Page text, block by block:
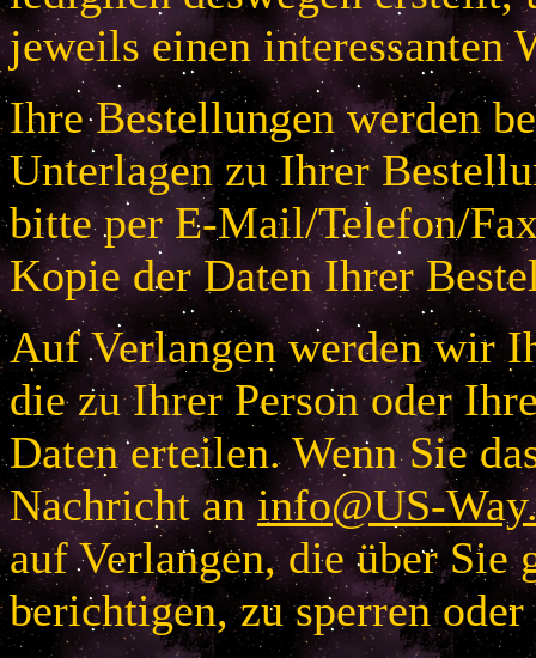
jeweils einen interessanten
Ihre Bestellungen werden
Unterlagen zu Ihrer
bitte per E-Mail/Telefon/
Kopie der Daten Ihrer
Auf Verlangen werden wir
die zu Ihrer Person oder
Daten erteilen. Wenn Sie
Nachricht aninfo@US-
auf Verlangen, die über Sie
berichtigen, zu sperren